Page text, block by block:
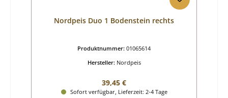
Nordpeis Duo 1 Bodenstein rechts
Produktnummer: 01065614
Hersteller: Nordpeis
Regulärer Preis:
39,45 €
Sofort verfügbar, Lieferzeit: 2-4 Tage